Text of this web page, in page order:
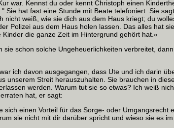
war. Kennst du oder kennt Christoph einen
Sie hat fast eine Stunde mit Beate telefoniert. Sie
nicht weiß, wie sie dich aus dem Haus kriegt; du
Polizei aus dem Haus holen lassen. Das alles hat
Kinder die ganze Zeit im Hintergrund gehört hat.«
sie schon solche Ungeheuerlichkeiten verbreitet,
ich davon ausgegangen, dass Ute und ich darin
unserem Streit herauszuhalten. Sie brauchen in
werden. Warum tut sie so etwas? Ich weiß
hat, er sagt:
sich einen Vorteil für das Sorge‑ oder Umgangsrecht
sie nicht mit dir darüber spricht und wieso sie es